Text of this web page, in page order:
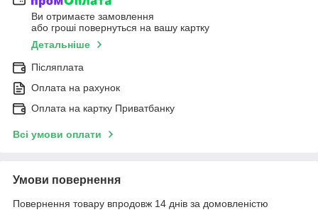
Ви отримаєте замовлення
або гроші повернуться на вашу картку
Детальніше
Післяплата
Оплата на рахунок
Оплата на картку Приватбанку
Всі умови оплати
Умови повернення
Повернення товару впродовж 14 днів за домовленістю